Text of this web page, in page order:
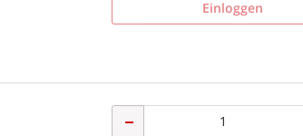
Einloggen